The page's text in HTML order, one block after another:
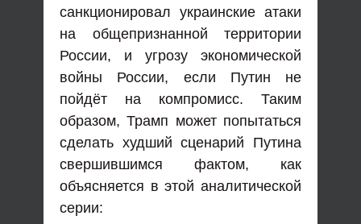
санкционировал украинские атаки
на общепризнанной территории
России, и угрозу экономической
войны России, если Путин не
пойдёт на компромисс. Таким
образом, Трамп может попытаться
сделать худший сценарий Путина
свершившимся фактом, как
объясняется в этой аналитической
серии: